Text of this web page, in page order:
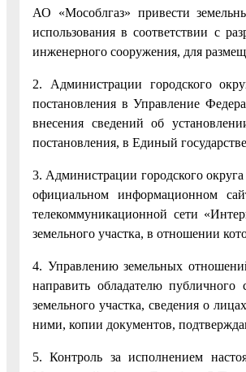
АО «Мособлгаз» привести
использования в соответствии с
инженерного сооружения, для
2. Администрации городского
постановления в Управление
внесения сведений об
постановления, в Единый
3. Администрации городского
официальном информационном
телекоммуникационной сети
земельного участка, в отношении
4. Управлению земельных
направить обладателю публичного
земельного участка, сведения о
ними, копии документов,
5. Контроль за исполнением